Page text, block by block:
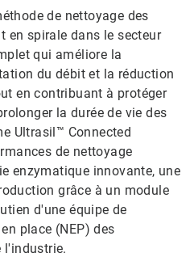
de nettoyage des
en spirale dans le secteur
qui améliore la
du débit et la réduction
en contribuant à protéger
la durée de vie des
Ultrasil™ Connected
de nettoyage
enzymatique innovante, une
grâce à un module
d'une équipe de
place (NEP) des
l'industrie.​​​​​​​